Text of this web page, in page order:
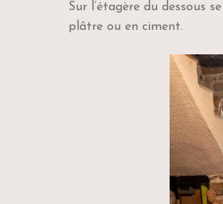
Sur l’étagère du dessous
plâtre ou en ciment.